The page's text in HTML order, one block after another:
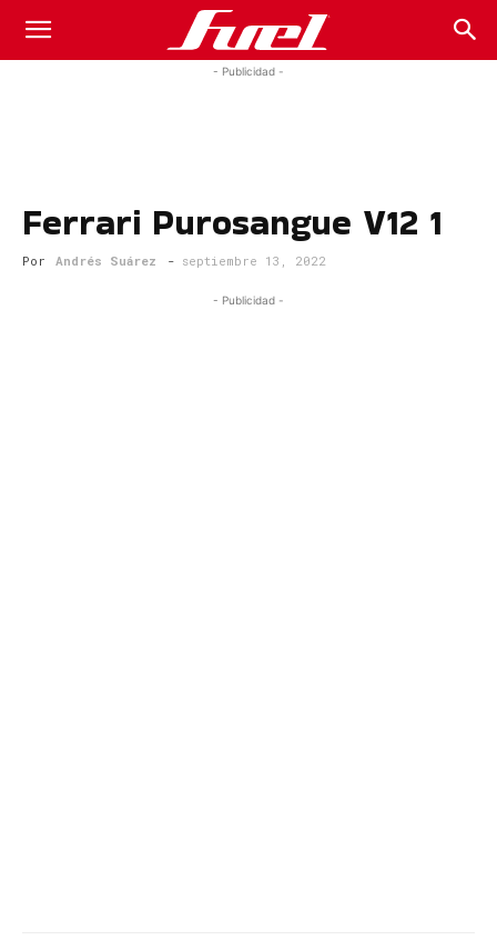
Fuel
Magazine
- Publicidad -
Ferrari Purosangue V12 1
Por Andrés Suárez - septiembre 13, 2022
- Publicidad -